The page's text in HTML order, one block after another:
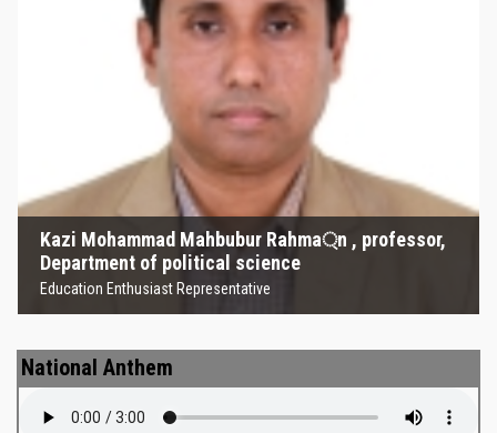
Kazi Mohammad Mahbubur Rahma্‌n , professor,
Department of political science
Education Enthusiast Representative
Kazi Mohammad Mahbubur
Rahma্‌n , professor, Department
of political science
Education Enthusiast Representative
National Anthem